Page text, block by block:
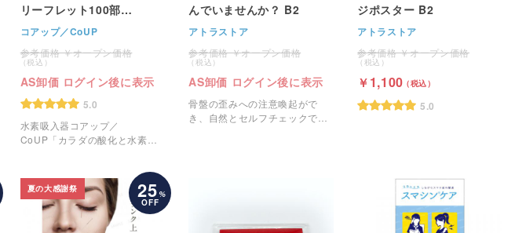
リーフレット100部
（CoUP）
コアップ／CoUP
オープン価格
AS卸価 ログイン後に表示
5.0
水素吸入器コアップ／
CoUP「カラダの酸化と水素」
んでいませんか？ B2
アトラストア
オープン価格
AS卸価 ログイン後に表示
骨盤の歪みへの注意喚起がで
き、自然とセルフチェックでき
ジポスター B2
アトラストア
オープン価格
1,100
5.0
夏の大感謝祭 25 %
OFF